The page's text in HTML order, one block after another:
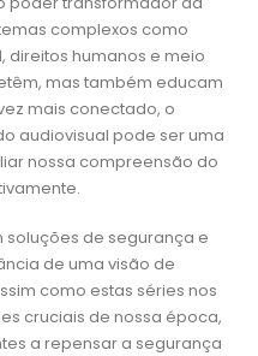
complexos como
direitos humanos e meio
mas também educam
mais conectado, o
audiovisual pode ser uma
nossa compreensão do
de segurança e
de uma visão de
como estas séries nos
cruciais de nossa época,
a repensar a segurança